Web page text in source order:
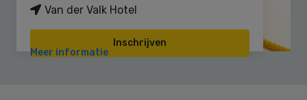
Van der Valk Hotel
Inschrijven
Meer informatie